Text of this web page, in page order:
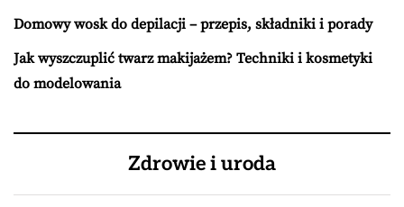
Domowy wosk do depilacji – przepis, składniki i porady
Jak wyszczuplić twarz makijażem? Techniki i kosmetyki
do modelowania
Zdrowie i uroda